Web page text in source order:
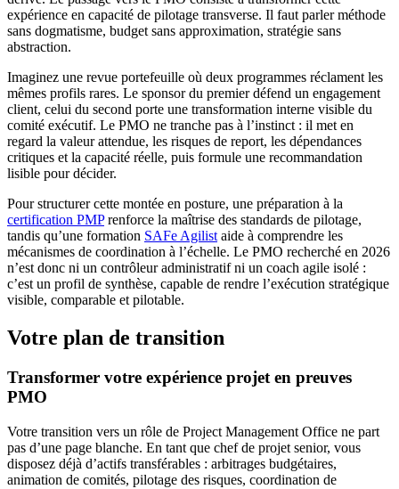
expérience en capacité de pilotage transverse. Il faut parler méthode
sans dogmatisme, budget sans approximation, stratégie sans
abstraction.
Imaginez une revue portefeuille où deux programmes réclament les
mêmes profils rares. Le sponsor du premier défend un engagement
client, celui du second porte une transformation interne visible du
comité exécutif. Le PMO ne tranche pas à l’instinct : il met en
regard la valeur attendue, les risques de report, les dépendances
critiques et la capacité réelle, puis formule une recommandation
lisible pour décider.
Pour structurer cette montée en posture, une préparation à la
certification PMPrenforce la maîtrise des standards de pilotage,
tandis qu’une formation SAFe Agilist aide à comprendre les
mécanismes de coordination à l’échelle. Le PMO recherché en 2026
n’est donc ni un contrôleur administratif ni un coach agile isolé :
c’est un profil de synthèse, capable de rendre l’exécution stratégique
visible, comparable et pilotable.
Votre plan de transition
Transformer votre expérience projet en preuves
PMO
Votre transition vers un rôle de Project Management Office ne part
pas d’une page blanche. En tant que chef de projet senior, vous
disposez déjà d’actifs transférables : arbitrages budgétaires,
animation de comités, pilotage des risques, coordination de